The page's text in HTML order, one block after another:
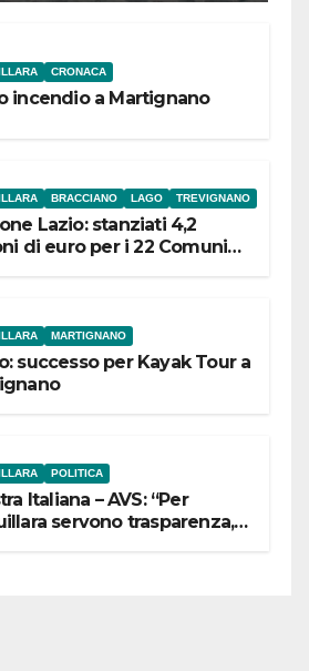
CRONACA
incendio a Martignano
BRACCIANO LAGO TREVIGNANO
Lazio: stanziati 4,2
di euro per i 22 Comuni
MARTIGNANO
successo per Kayak Tour a
POLITICA
Italiana – AVS: “Per
servono trasparenza,